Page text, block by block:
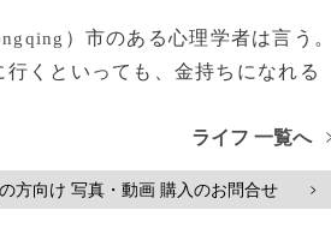
）市のある心理学者は言う
くといっても、金持ちになれる
ライフ 一覧へ
方向け 写真・動画 購入のお問合せ >